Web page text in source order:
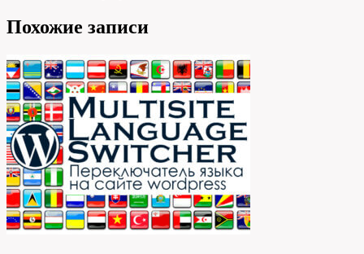
Похожие записи